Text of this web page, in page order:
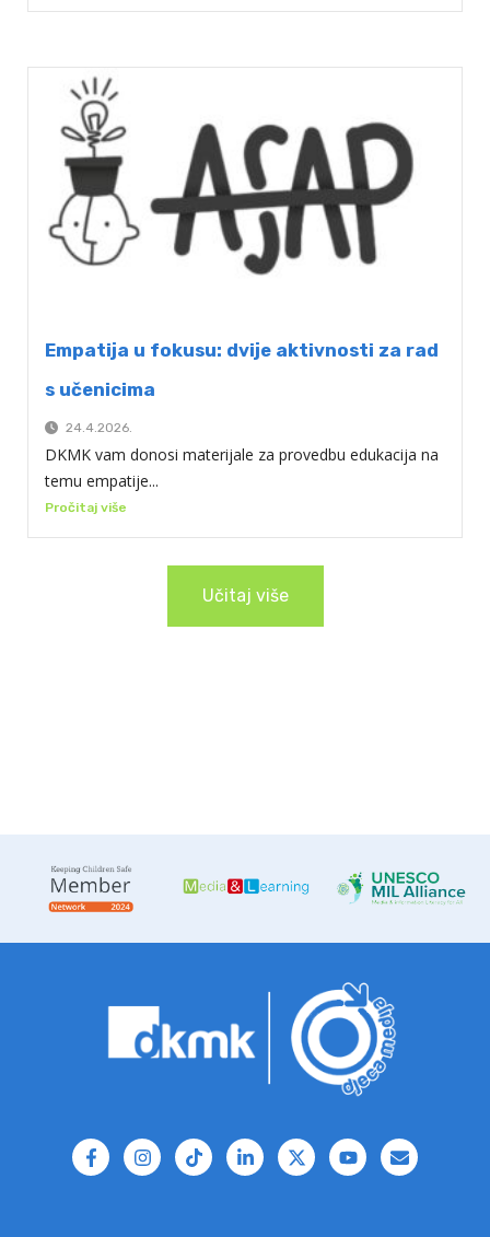
Empatija u fokusu: dvije aktivnosti za rad
s učenicima
24.4.2026.
DKMK vam donosi materijale za provedbu edukacija na
temu empatije...
Pročitaj više
Učitaj više